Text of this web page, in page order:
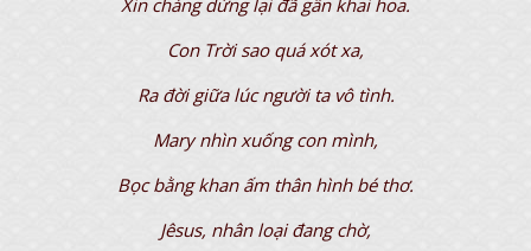
Xin chàng dừng lại đã gần khai hoa.
Con Trời sao quá xót xa,
Ra đời giữa lúc người ta vô tình.
Mary nhìn xuống con mình,
Bọc bằng khan ấm thân hình bé thơ.
Jêsus, nhân loại đang chờ,